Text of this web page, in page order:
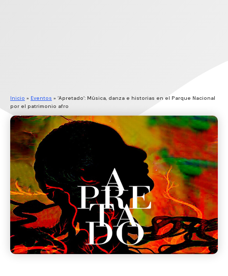
Inicio » Eventos » ‘Apretado’: Música, danza e historias en el Parque Nacional
por el patrimonio afro